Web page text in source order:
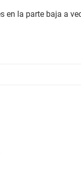
en la parte baja a